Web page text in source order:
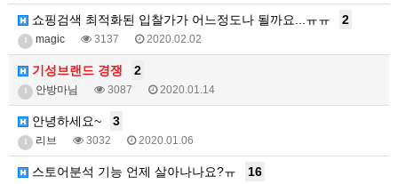
쇼핑검색 최적화된 입찰가가 어느정도나 될까요...ㅠㅠ 2
magic 3137 2020.02.02
기성브랜드 경쟁 2
안방마님 3087 2020.01.14
안녕하세요~ 3
리브 3032 2020.01.06
스토어분석 기능 언제 살아나나요?ㅠ 16